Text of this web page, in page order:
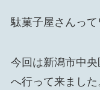
駄菓子屋さんっ
今回は新潟市中
へ行って来ました